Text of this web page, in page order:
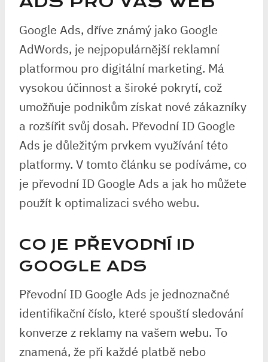
Google Ads, dříve známý jako Google
AdWords, je nejpopulárnější reklamní
platformou pro digitální marketing. Má
vysokou účinnost a široké pokrytí, což
umožňuje podnikům získat nové zákazníky
a rozšířit svůj dosah. Převodní ID Google
Ads je důležitým prvkem využívání této
platformy. V tomto článku se podíváme, co
je převodní ID Google Ads a jak ho můžete
použít k optimalizaci svého webu.
CO JE PŘEVODNÍ ID
GOOGLE ADS
Převodní ID Google Ads je jednoznačné
identifikační číslo, které spouští sledování
konverze z reklamy na vašem webu. To
znamená, že při každé platbě nebo